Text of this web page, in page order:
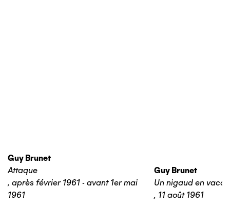
Guy Brunet
Attaque
, après février 1961 - avant 1er mai
1961
Guy Brunet
Un nigaud en
, 11 août 1961